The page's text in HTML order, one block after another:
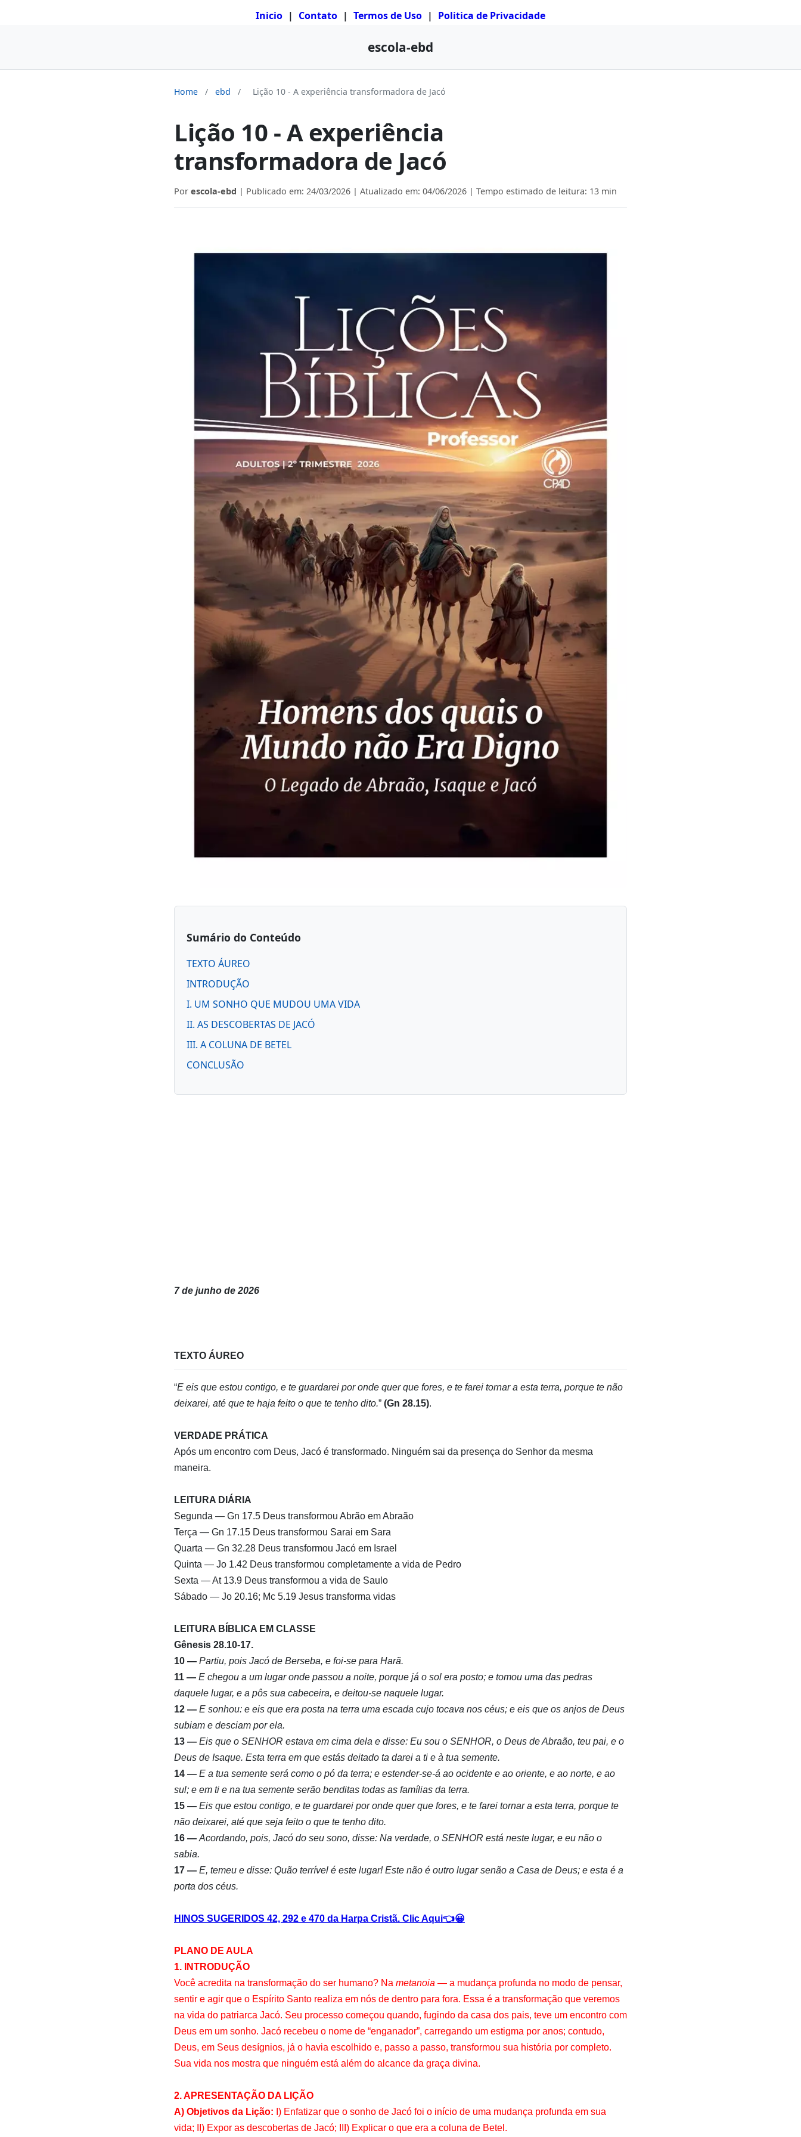
Inicio | Contato | Termos de Uso | Politica de Privacidade
escola-ebd
Home / ebd / Lição 10 - A experiência transformadora de Jacó
Lição 10 - A experiência
transformadora de Jacó
Por escola-ebd | Publicado em: 24/03/2026 | Atualizado em: 04/06/2026 | Tempo estimado de leitura: 13 min
Sumário do Conteúdo
TEXTO ÁUREO
INTRODUÇÃO
I. UM SONHO QUE MUDOU UMA VIDA
II. AS DESCOBERTAS DE JACÓ
III. A COLUNA DE BETEL
CONCLUSÃO
7 de junho de 2026
TEXTO ÁUREO
“E eis que estou contigo, e te guardarei por onde quer que fores, e te farei tornar a esta terra, porque te não
deixarei, até que te haja feito o que te tenho dito.” (Gn 28.15).
VERDADE PRÁTICA
Após um encontro com Deus, Jacó é transformado. Ninguém sai da presença do Senhor da mesma
maneira.
LEITURA DIÁRIA
Segunda — Gn 17.5 Deus transformou Abrão em Abraão
Terça — Gn 17.15 Deus transformou Sarai em Sara
Quarta — Gn 32.28 Deus transformou Jacó em Israel
Quinta — Jo 1.42 Deus transformou completamente a vida de Pedro
Sexta — At 13.9 Deus transformou a vida de Saulo
Sábado — Jo 20.16; Mc 5.19 Jesus transforma vidas
LEITURA BÍBLICA EM CLASSE
Gênesis 28.10-17.
10 — Partiu, pois Jacó de Berseba, e foi-se para Harã.
11 — E chegou a um lugar onde passou a noite, porque já o sol era posto; e tomou uma das pedras
daquele lugar, e a pôs sua cabeceira, e deitou-se naquele lugar.
12 — E sonhou: e eis que era posta na terra uma escada cujo tocava nos céus; e eis que os anjos de Deus
subiam e desciam por ela.
13 — Eis que o SENHOR estava em cima dela e disse: Eu sou o SENHOR, o Deus de Abraão, teu pai, e o
Deus de Isaque. Esta terra em que estás deitado ta darei a ti e à tua semente.
14 — E a tua semente será como o pó da terra; e estender-se-á ao ocidente e ao oriente, e ao norte, e ao
sul; e em ti e na tua semente serão benditas todas as famílias da terra.
15 — Eis que estou contigo, e te guardarei por onde quer que fores, e te farei tornar a esta terra, porque te
não deixarei, até que seja feito o que te tenho dito.
16 — Acordando, pois, Jacó do seu sono, disse: Na verdade, o SENHOR está neste lugar, e eu não o
sabia.
17 — E, temeu e disse: Quão terrível é este lugar! Este não é outro lugar senão a Casa de Deus; e esta é a
porta dos céus.
HINOS SUGERIDOS 42, 292 e 470 da Harpa Cristã. Clic Aqui👈😀
PLANO DE AULA
1. INTRODUÇÃO
Você acredita na transformação do ser humano? Na metanoia — a mudança profunda no modo de pensar,
sentir e agir que o Espírito Santo realiza em nós de dentro para fora. Essa é a transformação que veremos
na vida do patriarca Jacó. Seu processo começou quando, fugindo da casa dos pais, teve um encontro com
Deus em um sonho. Jacó recebeu o nome de “enganador”, carregando um estigma por anos; contudo,
Deus, em Seus desígnios, já o havia escolhido e, passo a passo, transformou sua história por completo.
Sua vida nos mostra que ninguém está além do alcance da graça divina.
2. APRESENTAÇÃO DA LIÇÃO
A) Objetivos da Lição: I) Enfatizar que o sonho de Jacó foi o início de uma mudança profunda em sua
vida; II) Expor as descobertas de Jacó; III) Explicar o que era a coluna de Betel.